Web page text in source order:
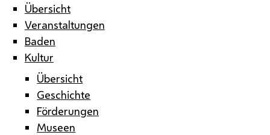
Übersicht
Veranstaltungen
Baden
Kultur
Übersicht
Geschichte
Förderungen
Museen